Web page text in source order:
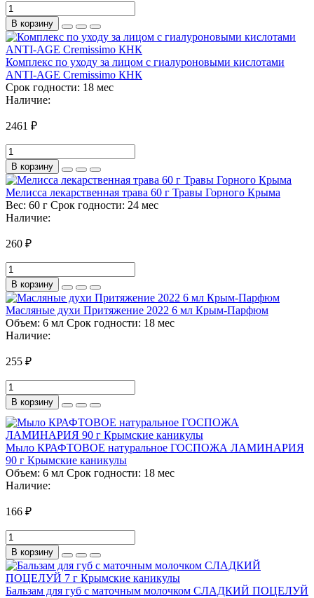
В корзину
Комплекс по уходу за лицом с гиалуроновыми кислотами
ANTI-AGE Cremissimo КНК
Срок годности: 18 мес
Наличие:
2461 ₽
В корзину
Мелисса лекарственная трава 60 г Травы Горного Крыма
Вес: 60 г Срок годности: 24 мес
Наличие:
260 ₽
В корзину
Масляные духи Притяжение 2022 6 мл Крым-Парфюм
Объем: 6 мл Срок годности: 18 мес
Наличие:
255 ₽
В корзину
Мыло КРАФТОВОЕ натуральное ГОСПОЖА ЛАМИНАРИЯ
90 г Крымские каникулы
Объем: 6 мл Срок годности: 18 мес
Наличие:
166 ₽
В корзину
Бальзам для губ с маточным молочком СЛАДКИЙ ПОЦЕЛУЙ